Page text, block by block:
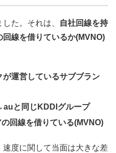
た。それは、
自社回線を持
線を借りているか(MVNO)
運営しているサブブラン
と同じKDDIグループ
回線を借りている(MVNO)
度に関して当面は大きな差